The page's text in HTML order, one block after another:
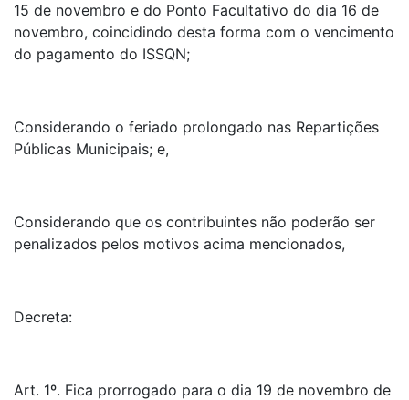
15 de novembro e do Ponto Facultativo do dia 16 de
novembro, coincidindo desta forma com o vencimento
do pagamento do ISSQN;
Considerando o feriado prolongado nas Repartições
Públicas Municipais; e,
Considerando que os contribuintes não poderão ser
penalizados pelos motivos acima mencionados,
Decreta:
Art. 1º. Fica prorrogado para o dia 19 de novembro de